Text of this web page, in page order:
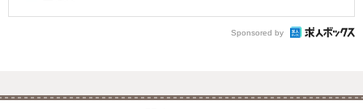
Sponsored by